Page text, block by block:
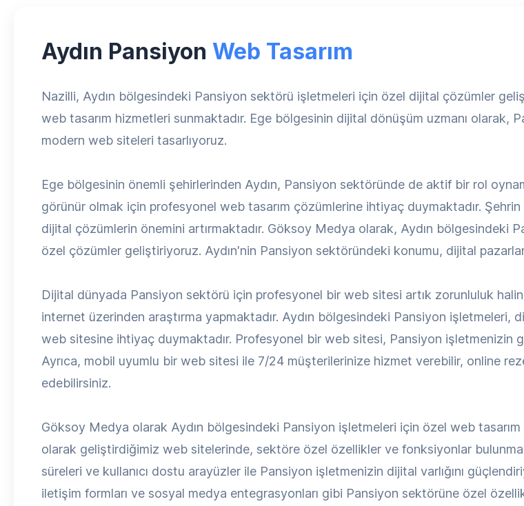
Aydın Pansiyon Web Tasarım
Nazilli, Aydın bölgesindeki Pansiyon sektörü işletmeleri için özel dijital çözümler
web tasarım hizmetleri sunmaktadır. Ege bölgesinin dijital dönüşüm uzmanı olarak,
modern web siteleri tasarlıyoruz.
Ege bölgesinin önemli şehirlerinden Aydın, Pansiyon sektöründe de aktif bir rol
görünür olmak için profesyonel web tasarım çözümlerine ihtiyaç duymaktadır.
dijital çözümlerin önemini artırmaktadır. Göksoy Medya olarak, Aydın bölgesindeki
özel çözümler geliştiriyoruz. Aydın'nin Pansiyon sektöründeki konumu, dijital
Dijital dünyada Pansiyon sektörü için profesyonel bir web sitesi artık zorunluluk
internet üzerinden araştırma yapmaktadır. Aydın bölgesindeki Pansiyon işletmeleri,
web sitesine ihtiyaç duymaktadır. Profesyonel bir web sitesi, Pansiyon işletmenizin
Ayrıca, mobil uyumlu bir web sitesi ile 7/24 müşterilerinize hizmet verebilir, online
edebilirsiniz.
Göksoy Medya olarak Aydın bölgesindeki Pansiyon işletmeleri için özel web
olarak geliştirdiğimiz web sitelerinde, sektöre özel özellikler ve fonksiyonlar
süreleri ve kullanıcı dostu arayüzler ile Pansiyon işletmenizin dijital varlığını
iletişim formları ve sosyal medya entegrasyonları gibi Pansiyon sektörüne özel